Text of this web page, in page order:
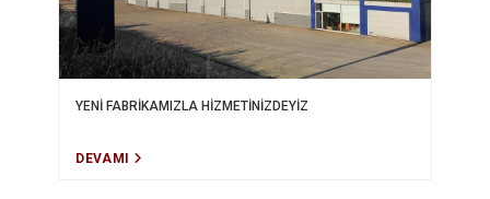
YENİ FABRİKAMIZLA HİZMETİNİZDEYİZ
DEVAMI